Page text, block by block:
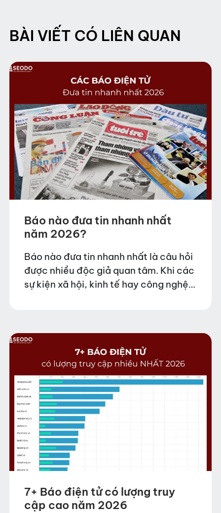
BÀI VIẾT CÓ LIÊN QUAN
Báo nào đưa tin nhanh nhất
năm 2026?
Báo nào đưa tin nhanh nhất là câu hỏi
được nhiều độc giả quan tâm. Khi các
sự kiện xã hội, kinh tế hay công nghệ
7+ Báo điện tử có lượng truy
cập cao năm 2026